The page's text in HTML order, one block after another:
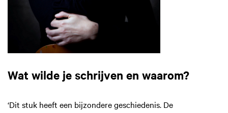
Wat wilde je schrijven en waarom?
‘Dit stuk heeft een bijzondere geschiedenis. De